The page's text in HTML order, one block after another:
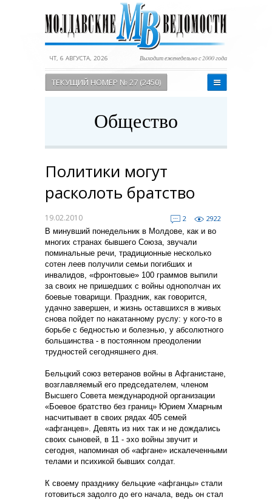
ЧТ, 6 АВГУСТА, 2026 Выходит еженедельно с 2000 года
ТЕКУЩИЙ НОМЕР № 27 (2450)
Общество
Политики могут
расколоть братство
19.02.2010 2
2922
В минувший понедельник в Молдове, как и во
многих странах бывшего Союза, звучали
поминальные речи, традиционные несколько
сотен леев получили семьи погибших и
инвалидов, «фронтовые» 100 граммов выпили
за своих не пришедших с войны однополчан их
боевые товарищи. Праздник, как говорится,
удачно завершен, и жизнь оставшихся в живых
снова пойдет по накатанному руслу: у кого-то в
борьбе с бедностью и болезнью, у абсолютного
большинства - в постоянном преодолении
трудностей сегодняшнего дня.
Бельцкий союз ветеранов войны в Афганистане,
возглавляемый его председателем, членом
Высшего Совета международной организации
«Боевое братство без границ» Юрием Хмарным
насчитывает в своих рядах 405 семей
«афганцев». Девять из них так и не дождались
своих сыновей, в 11 - эхо войны звучит и
сегодня, напоминая об «афгане» искалеченными
телами и психикой бывших солдат.
К своему празднику бельцкие «афганцы» стали
готовиться задолго до его начала, ведь он стал